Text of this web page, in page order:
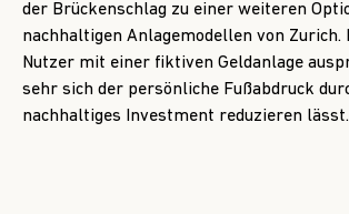
der Brückenschlag zu einer weiteren
nachhaltigen Anlagemodellen von Zurich.
Nutzer mit einer fiktiven Geldanlage
sehr sich der persönliche Fußabdruck
nachhaltiges Investment reduzieren lässt.